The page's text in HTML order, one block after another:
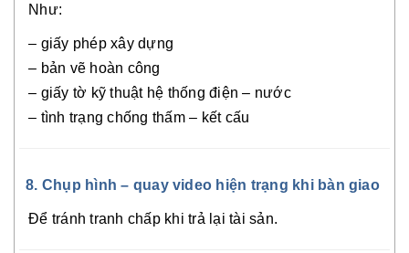
Như:
– giấy phép xây dựng
– bản vẽ hoàn công
– giấy tờ kỹ thuật hệ thống điện – nước
– tình trạng chống thấm – kết cấu
8. Chụp hình – quay video hiện trạng khi bàn giao
Để tránh tranh chấp khi trả lại tài sản.